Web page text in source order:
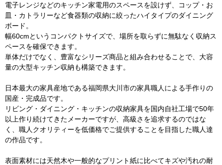
電子レンジなどのキッチン家電用のスペースを設けず、コップ・お
皿・カトラリーなど食器類の収納に絞ったハイタイプのダイニング
ボード。
幅60cmというコンパクトサイズで、場所を取らずに無駄なく収納ス
ペースを確保できます。
単体だけでなく、豊富なシリーズ商品と組み合わせることで、大容
量の大型キッチン収納も構築できます。
日本最大の家具産地である福岡県大川市の家具職人による手作りの
国産・完成品です。
リビング・ダイニング・キッチンの収納家具を国内自社工場で50年
以上作り続けてきたメーカーですが、高級さを追求するのではな
く、職人クオリティーを低価格でご提供することを目指した職人達
の作品です。
表面素材には天然木や一般的なプリント紙に比べてキズや汚れの耐